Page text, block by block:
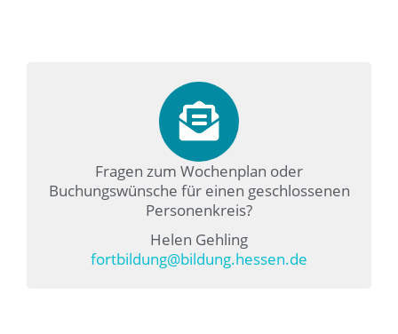
Fragen zum Wochenplan oder
Buchungswünsche für einen geschlossenen
Personenkreis?
Helen Gehling
fortbildung@bildung.hessen.de